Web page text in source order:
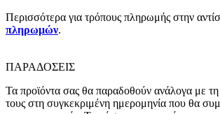
Περισσότερα για τρόπους πληρωμής στην
πληρωμών.
ΠΑΡΑΔΟΣΕΙΣ
Τα προϊόντα σας θα παραδοθούν ανάλογα με τη
τους στη συγκεκριμένη ημερομηνία που θα